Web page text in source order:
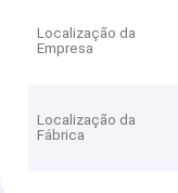
Localização da
Empresa
Localização da
Fábrica